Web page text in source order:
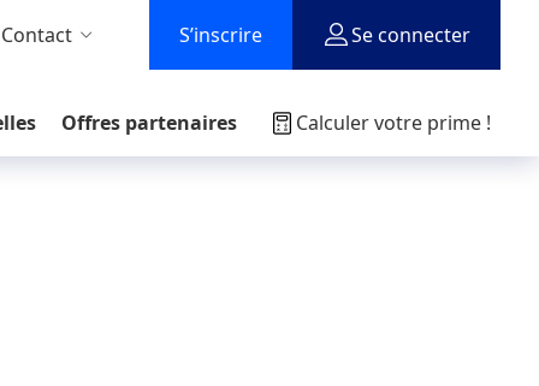
S’inscrire Se connecter
Offres partenaires Calculer votre prime !